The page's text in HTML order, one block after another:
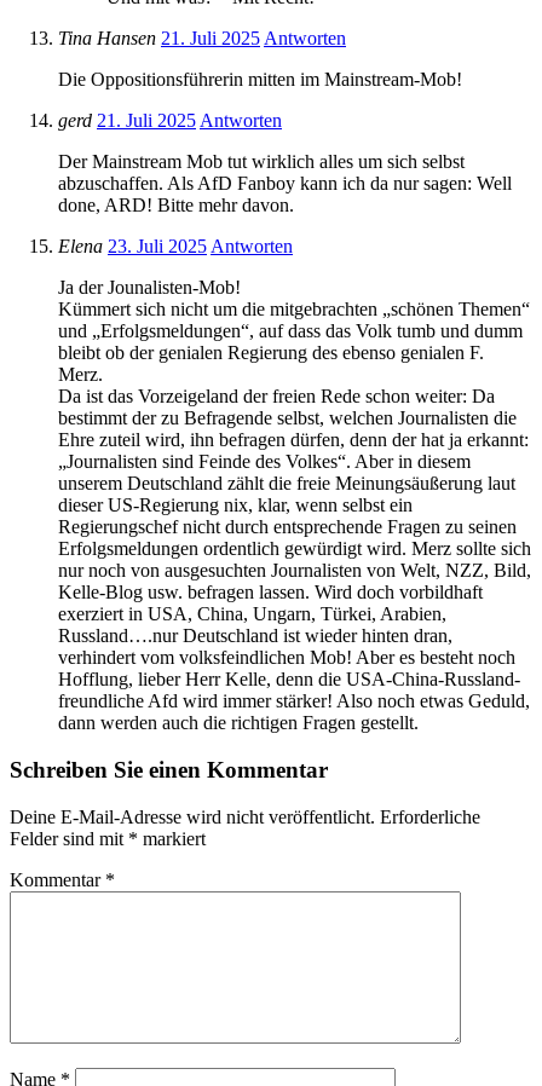
Tina Hansen 21. Juli 2025 Antworten
Die Oppositionsführerin mitten im Mainstream-Mob!
gerd 21. Juli 2025 Antworten
Der Mainstream Mob tut wirklich alles um sich selbst
abzuschaffen. Als AfD Fanboy kann ich da nur sagen: Well
done, ARD! Bitte mehr davon.
Elena 23. Juli 2025 Antworten
Ja der Jounalisten-Mob!
Kümmert sich nicht um die mitgebrachten „schönen Themen“
und „Erfolgsmeldungen“, auf dass das Volk tumb und dumm
bleibt ob der genialen Regierung des ebenso genialen F.
Merz.
Da ist das Vorzeigeland der freien Rede schon weiter: Da
bestimmt der zu Befragende selbst, welchen Journalisten die
Ehre zuteil wird, ihn befragen dürfen, denn der hat ja erkannt:
„Journalisten sind Feinde des Volkes“. Aber in diesem
unserem Deutschland zählt die freie Meinungsäußerung laut
dieser US-Regierung nix, klar, wenn selbst ein
Regierungschef nicht durch entsprechende Fragen zu seinen
Erfolgsmeldungen ordentlich gewürdigt wird. Merz sollte sich
nur noch von ausgesuchten Journalisten von Welt, NZZ, Bild,
Kelle-Blog usw. befragen lassen. Wird doch vorbildhaft
exerziert in USA, China, Ungarn, Türkei, Arabien,
Russland….nur Deutschland ist wieder hinten dran,
verhindert vom volksfeindlichen Mob! Aber es besteht noch
Hofflung, lieber Herr Kelle, denn die USA-China-Russland-
freundliche Afd wird immer stärker! Also noch etwas Geduld,
dann werden auch die richtigen Fragen gestellt.
Schreiben Sie einen Kommentar
Deine E-Mail-Adresse wird nicht veröffentlicht. Erforderliche
Felder sind mit * markiert
Kommentar *
Name *